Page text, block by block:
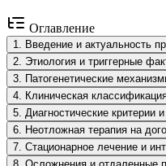
Оглавление
1
Введение и актуальность
2 Этиология и триггерные
3
Патогенетические
4
Клиническая
5 Диагностические критерии
6
Неотложная терапия на
7 Стационарное лечение и